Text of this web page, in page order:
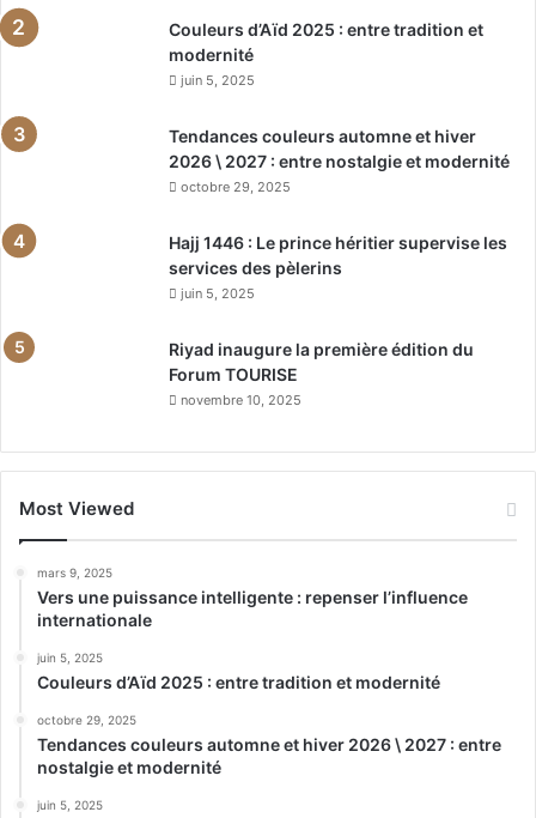
Couleurs d’Aïd 2025 : entre tradition et
modernité
juin 5, 2025
Tendances couleurs automne et hiver
2026 \ 2027 : entre nostalgie et modernité
octobre 29, 2025
Hajj 1446 : Le prince héritier supervise les
services des pèlerins
juin 5, 2025
Riyad inaugure la première édition du
Forum TOURISE
novembre 10, 2025
Most Viewed
mars 9, 2025
Vers une puissance intelligente : repenser l’influence
internationale
juin 5, 2025
Couleurs d’Aïd 2025 : entre tradition et modernité
octobre 29, 2025
Tendances couleurs automne et hiver 2026 \ 2027 : entre
nostalgie et modernité
juin 5, 2025